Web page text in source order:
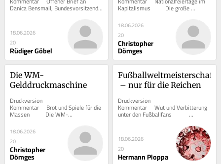
Danica Bensmail, Bundesvorsitzende
der Deutsche Journalistinnen- und
18.06.2026
20
Rüdiger Göbel
Kapitalismus      	Die große
kollektive Selbsttäuschung   ...
18.06.2026
20
Christopher
Dömges
Die WM-
Gelddruckmaschine
Druckversion
Kommentar     Brot und Spiele für die
Massen      	Die WM-
18.06.2026
20
Christopher
Dömges
Fußballweltmeisterschaft
– nur für die Reichen
Druckversion
Kommentar     Wut und Verbitterung
unter den Fußballfans
18.06.2026
20
Hermann Ploppa